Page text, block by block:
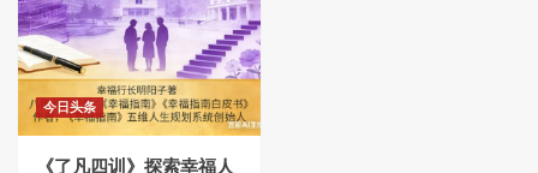
今日头条
《了凡四训》探索幸福人